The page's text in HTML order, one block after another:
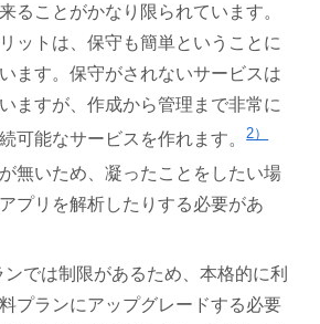
ることがかなり限られています。
ットは、保守も簡単ということに
ます。保守がされないサービスは
ますが、作成から管理まで非常に
可能なサービスを作れます。2）
無いため、凝ったことをしたい場
プリを解析したりする必要があ
では制限があるため、本格的に利
プランにアップグレードする必要